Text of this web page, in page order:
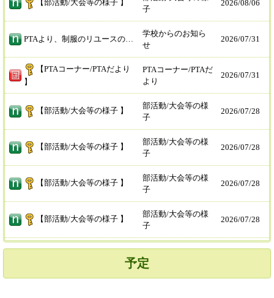
【部活動/大会等の様子 】
子
2026/08/06
PTAより、制服のリユースのお知らせが来ております。 ご家庭等で不要になりました制服、ジャージ、体操服等がありましたら、 リユースさせていただきたいと考えております。 詳細は、チラシをご覧ください。
学校からのお知ら
せ
2026/07/31
【PTAコーナー/PTAだより
】
PTAコーナー/PTAだ
より
2026/07/31
【部活動/大会等の様子 】
部活動/大会等の様
子
2026/07/28
【部活動/大会等の様子 】
部活動/大会等の様
子
2026/07/28
【部活動/大会等の様子 】
部活動/大会等の様
子
2026/07/28
【部活動/大会等の様子 】
部活動/大会等の様
子
2026/07/28
予定